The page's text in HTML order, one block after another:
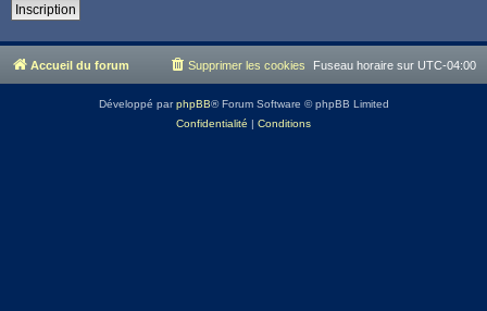
Inscription
Accueil du forum Fuseau horaire sur UTC-04:00
Supprimer les cookies
Développé parphpBB® Forum Software © phpBB Limited
Confidentialité | Conditions